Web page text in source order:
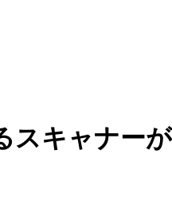
スキャナー